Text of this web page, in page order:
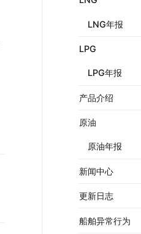
LNG年报
LPG
LPG年报
产品介绍
原油
原油年报
新闻中心
更新日志
船舶异常行为